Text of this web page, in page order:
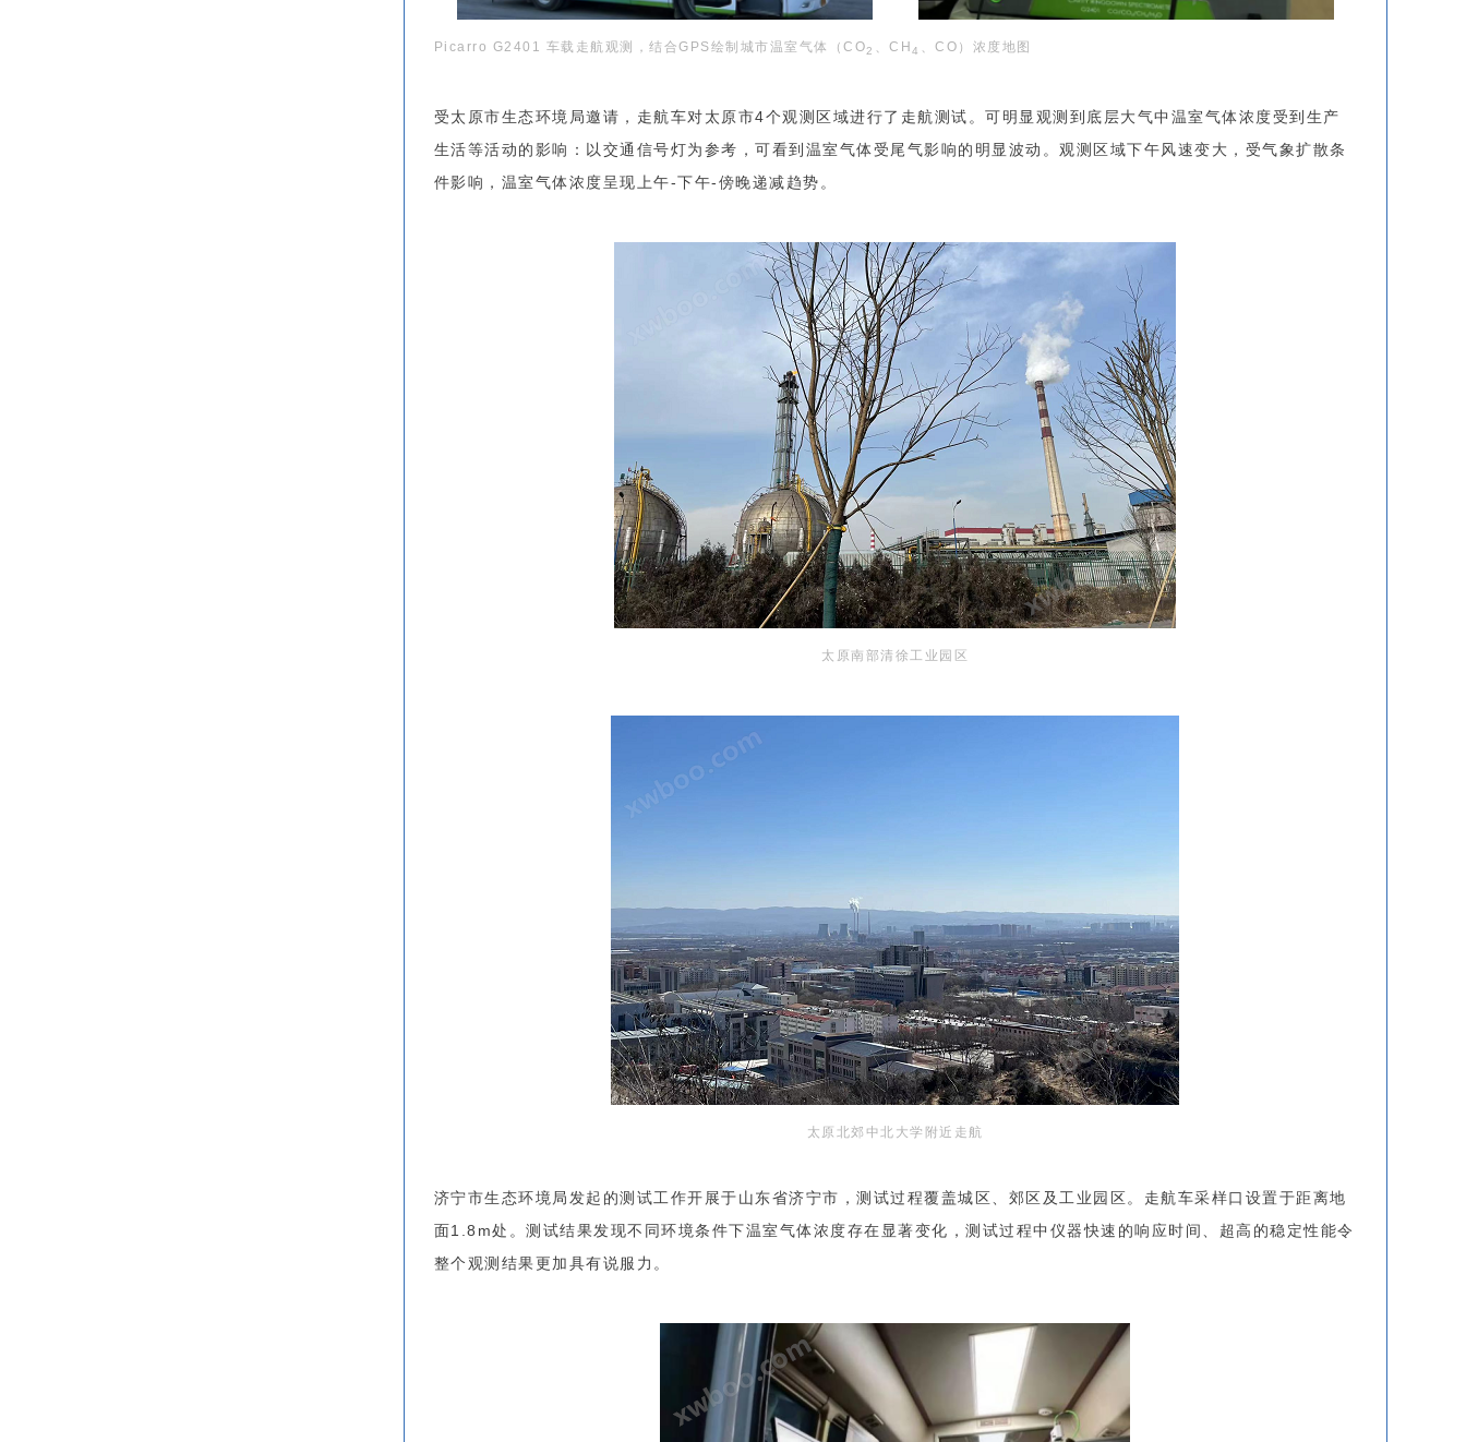
Picarro G2401 车载走航观测，结合GPS绘制城市温室气体（CO2 、CH4 、CO）浓度地图
受太原市生态环境局邀请，走航车对太原市4个观测区域进行了走航测试。可明显观测到底层大气中温室气体浓度受到生产
生活等活动的影响：以交通信号灯为参考，可看到温室气体受尾气影响的明显波动。观测区域下午风速变大，受气象扩散条
件影响，温室气体浓度呈现上午-下午-傍晚递减趋势。
太原南部清徐工业园区
太原北郊中北大学附近走航
济宁市生态环境局发起的测试工作开展于山东省济宁市，测试过程覆盖城区、郊区及工业园区。走航车采样口设置于距离地
面1.8m处。测试结果发现不同环境条件下温室气体浓度存在显著变化，测试过程中仪器快速的响应时间、超高的稳定性能令
整个观测结果更加具有说服力。